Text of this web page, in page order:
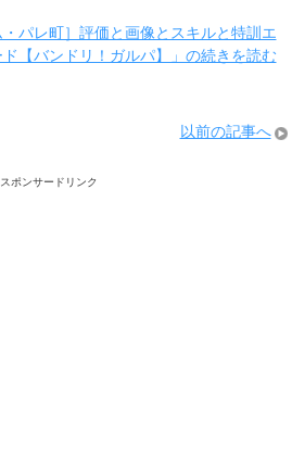
・パレ町］評価と画像とスキルと特訓エ
ド【バンドリ！ガルパ】」の続きを読む
以前の記事へ
スポンサードリンク